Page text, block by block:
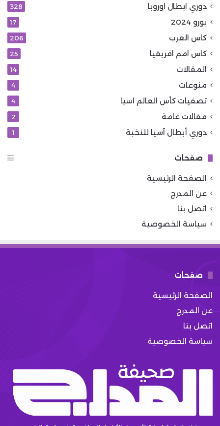
دوري ابطال اوروبا 328
يورو 2024 17
كاس العرب 206
كاس امم افريقيا 25
المقالات 14
منوعات 4
تصفيات كأس العالم اسيا 4
مقالات عامة 2
دوري أبطال آسيا للنخبة 1
صفحات
الصفحة الرئيسية
عن المدرج
اتصل بنا
سياسة الخصوصية
صفحات
الصفحة الرئيسية
عن المدرج
اتصل بنا
سياسة الخصوصية